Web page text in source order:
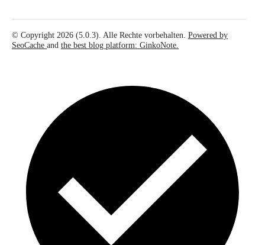
© Copyright 2026 (5.0.3). Alle Rechte vorbehalten. Powered by
SeoCache and the best blog platform: GinkoNote.